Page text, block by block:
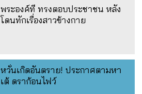
พระองค์ที ทรงตอบประชาชน หลัง
โดนทักเรื่องสาวข้างกาย
หวั่นเกิดอันตราย! ประกาศตามหา
เต้ ดราก้อนไฟว์